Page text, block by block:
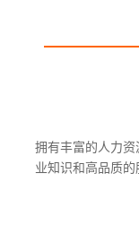
拥有丰富的人力
业知识和高品质的